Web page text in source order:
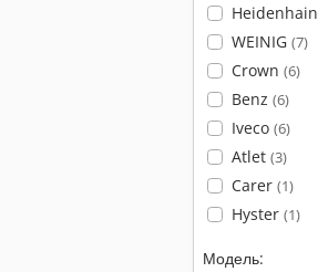
Heidenhain
WEINIG (7)
Crown (6)
Benz (6)
Iveco (6)
Atlet (3)
Carer (1)
Hyster (1)
Модель: